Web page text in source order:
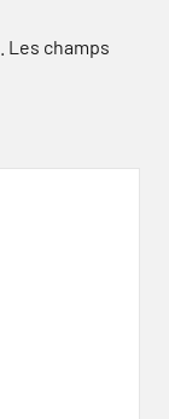
Les champs